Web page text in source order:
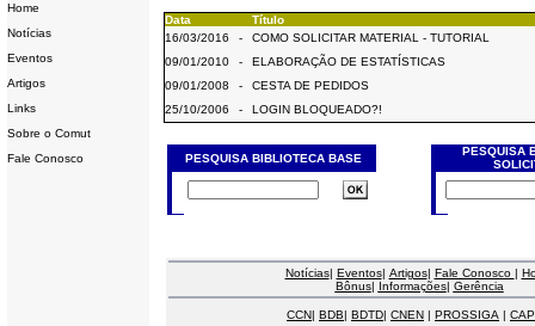
Home
Notícias
Eventos
Artigos
Links
Sobre o Comut
Fale Conosco
Data
Título
16/03/2016
-
COMO SOLICITAR MATERIAL - TUTORIAL
09/01/2010
-
ELABORAÇÃO DE ESTATÍSTICAS
09/01/2008
-
CESTA DE PEDIDOS
25/10/2006
- LOGIN BLOQUEADO?!
PESQUISA BIBLIOTECA BASE
PESQUISA
Notícias| Eventos| Artigos| Fale Conosco |
Bônus| Informações| Gerência
CCN| BDB| BDTD| CNEN | PROSSIGA |